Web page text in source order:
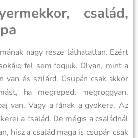
család,
nagy része láthatatlan. Ezért
fel sem fogjuk. Olyan, mint a
van és szilárd. Csupán csak akkor
ha megreped, megroggyan.
van. Vagy a fának a gyökere. Az
a család. De mégis a családnál
hisz a család maga is csupán csak